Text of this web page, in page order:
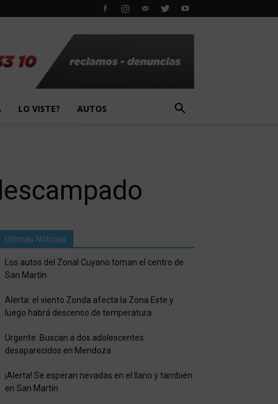
LO VISTE? AUTOS
Últimas Noticias
Los autos del Zonal Cuyano toman el centro de
San Martín
Alerta: el viento Zonda afecta la Zona Este y
luego habrá descenso de temperatura
Urgente: Buscan a dos adolescentes
desaparecidos en Mendoza
¡Alerta! Se esperan nevadas en el llano y también
en San Martín